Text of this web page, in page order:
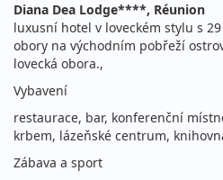
Diana Dea Lodge****, Réunion
luxusní hotel v loveckém stylu s
obory na východním pobřeží
lovecká obora.,
Vybavení
restaurace, bar, konferenční
krbem, lázeňské centrum,
Zábava a sport